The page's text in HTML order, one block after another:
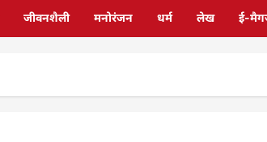
जीवनशैली मनोरंजन धर्म लेख ई-